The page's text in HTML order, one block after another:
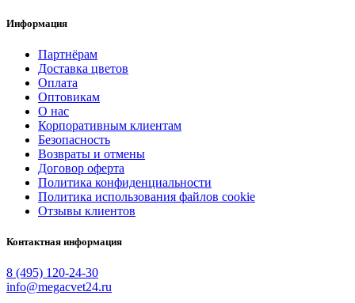
Информация
Партнёрам
Доставка цветов
Оплата
Оптовикам
О нас
Корпоративным клиентам
Безопасность
Возвраты и отмены
Договор оферта
Политика конфиденциальности
Политика использования файлов cookie
Отзывы клиентов
Контактная информация
8 (495) 120-24-30
info@megacvet24.ru